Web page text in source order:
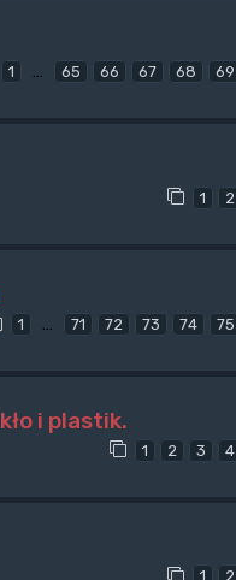
1 … 65 66 67 68 69
1 2
1 … 71 72 73 74 75
i plastik.
1 2 3 4
1 2